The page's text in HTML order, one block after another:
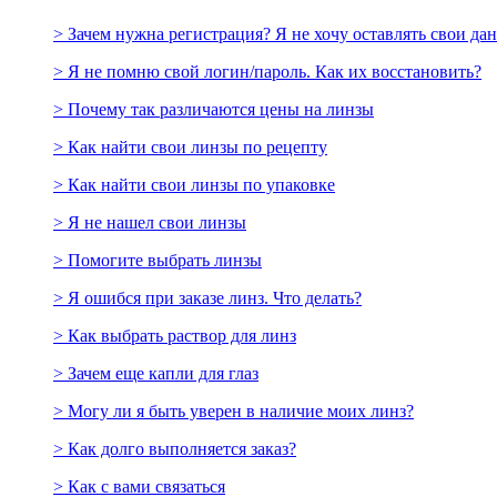
> Зачем нужна регистрация? Я не хочу оставлять свои
> Я не помню свой логин/пароль. Как их восстановить?
> Почему так различаются цены на линзы
> Как найти свои линзы по рецепту
> Как найти свои линзы по упаковке
> Я не нашел свои линзы
> Помогите выбрать линзы
> Я ошибся при заказе линз. Что делать?
> Как выбрать раствор для линз
> Зачем еще капли для глаз
> Могу ли я быть уверен в наличие моих линз?
> Как долго выполняется заказ?
> Как с вами связаться